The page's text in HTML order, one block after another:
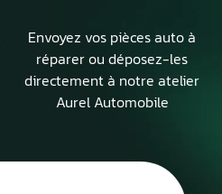
Envoyez vos pièces auto à
réparer ou déposez-les
directement à notre atelier
Aurel Automobile